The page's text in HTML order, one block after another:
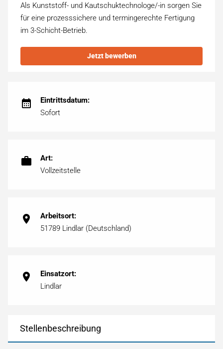
Als Kunststoff- und Kautschuktechnologe/-in sorgen Sie
für eine prozess­sichere und termin­gerechte Fertigung
im 3-Schicht-Betrieb.
Jetzt bewerben
Eintrittsdatum:
Sofort
Art:
Vollzeitstelle
Arbeitsort:
51789 Lindlar (Deutschland)
Einsatzort:
Lindlar
Stellenbeschreibung